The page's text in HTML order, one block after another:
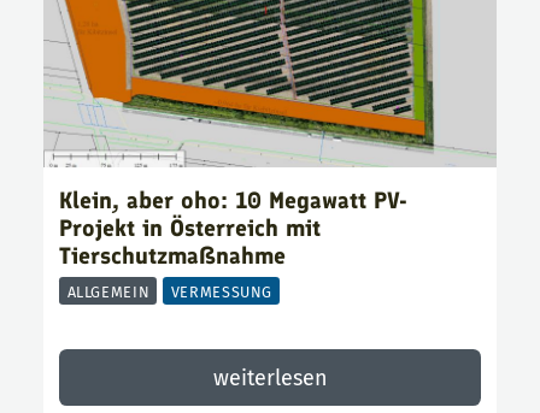
Klein, aber oho: 10 Megawatt PV-
Projekt in Österreich mit
Tierschutzmaßnahme
ALLGEMEIN VERMESSUNG
weiterlesen